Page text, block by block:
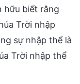
hữu biết rằng
Trời nhập
sự nhập thể là
Trời nhập thể